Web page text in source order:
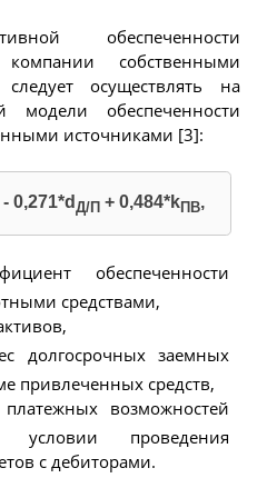
обеспеченности
собственными
осуществлять на
модели обеспеченности
источниками [3]:
0,271*d Д/П+ 0,484*kПВ,
обеспеченности
средствами,
долгосрочных заемных
привлеченных средств,
возможностей
условии проведения
с дебиторами.